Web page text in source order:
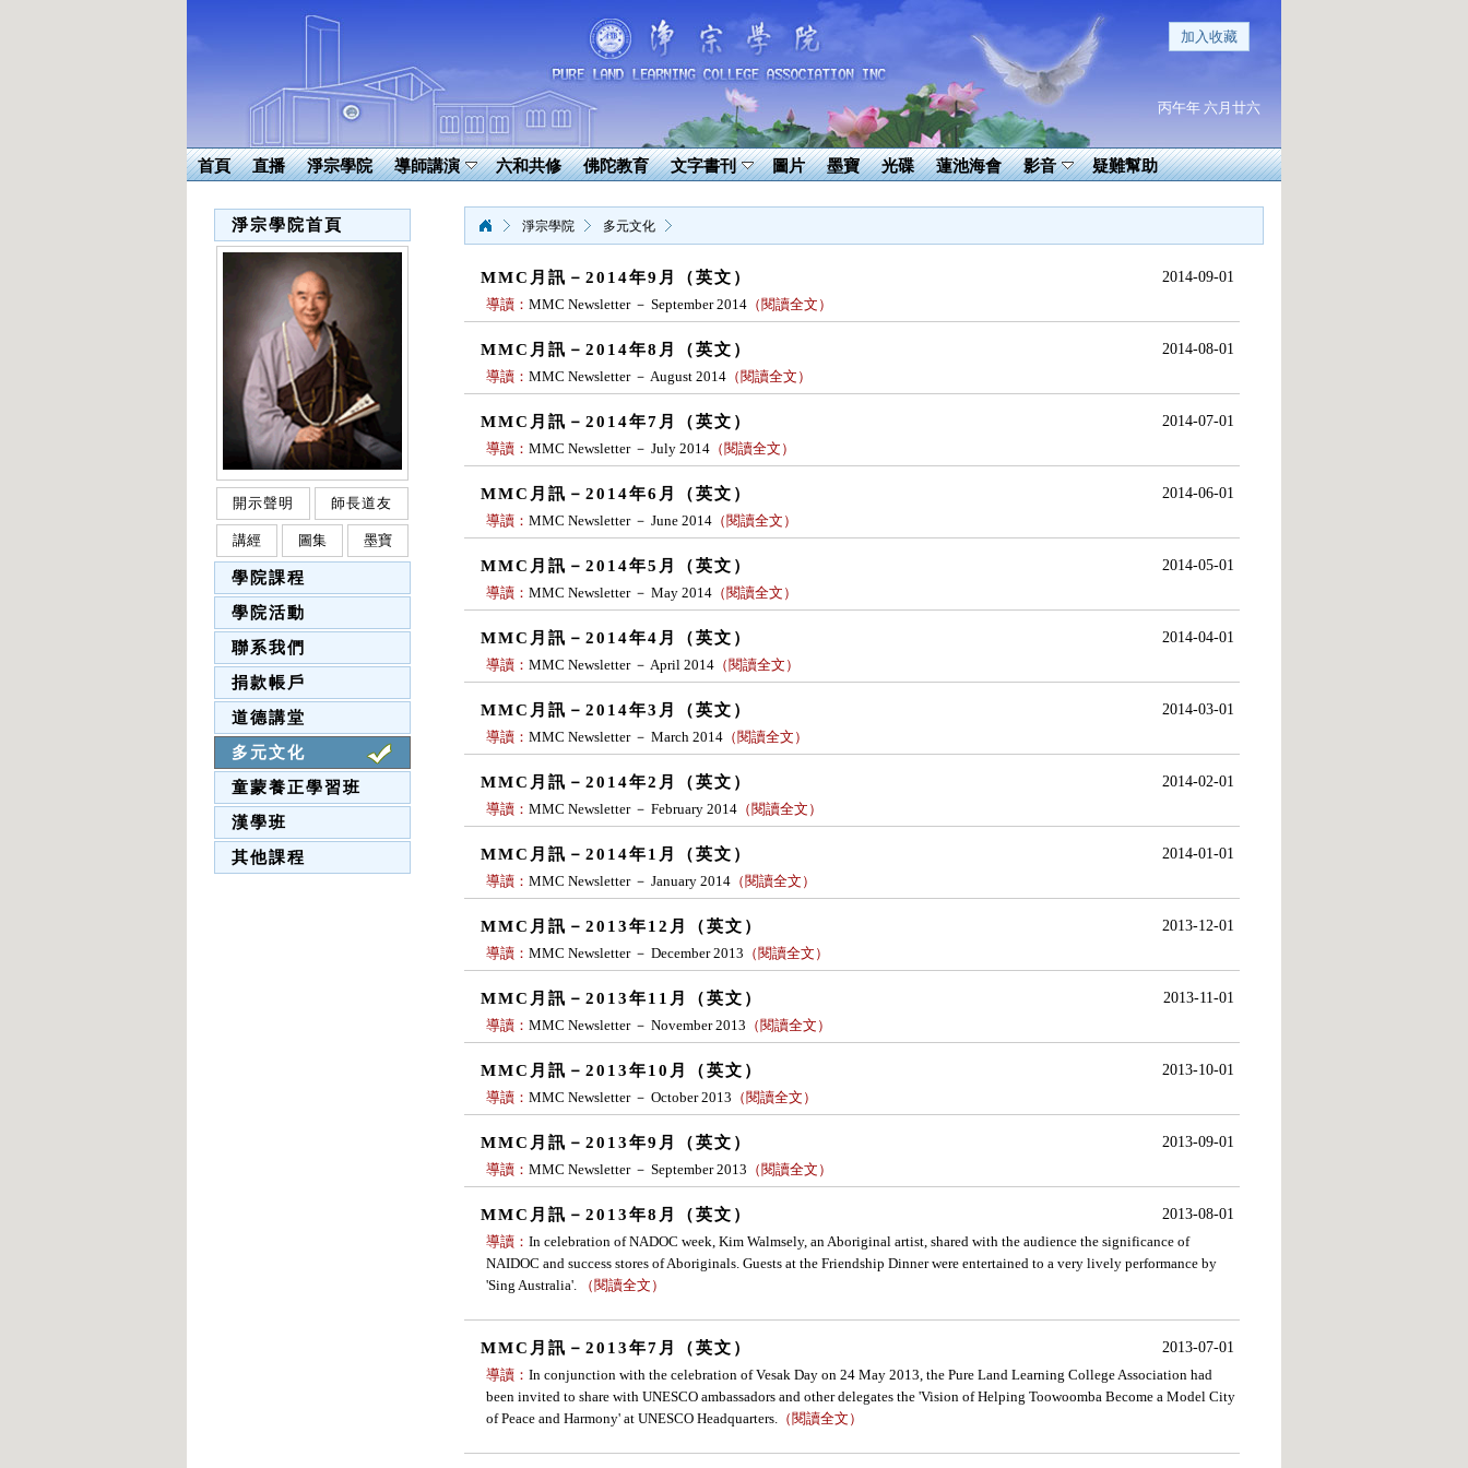
加入收藏
丙午年 六月廿六
首頁 直播 淨宗學院 導師講演 六和共修 佛陀教育 文字書刊 圖片 墨寶 光碟 蓮池海會 影音 疑難幫助
淨宗學院首頁
開示聲明 師長道友
講經 圖集 墨寶
學院課程
學院活動
聯系我們
捐款帳戶
道德講堂
多元文化
童蒙養正學習班
漢學班
其他課程
淨宗學院 多元文化
MMC月訊－2014年9月（英文）
2014-09-01
導讀： MMC Newsletter － September 2014 （ 閱讀全文 ）
MMC月訊－2014年8月（英文）
2014-08-01
導讀： MMC Newsletter － August 2014 （ 閱讀全文 ）
MMC月訊－2014年7月（英文）
2014-07-01
導讀： MMC Newsletter － July 2014 （ 閱讀全文 ）
MMC月訊－2014年6月（英文）
2014-06-01
導讀： MMC Newsletter － June 2014 （ 閱讀全文 ）
MMC月訊－2014年5月（英文）
2014-05-01
導讀： MMC Newsletter － May 2014 （ 閱讀全文 ）
MMC月訊－2014年4月（英文）
2014-04-01
導讀： MMC Newsletter － April 2014 （ 閱讀全文 ）
MMC月訊－2014年3月（英文）
2014-03-01
導讀： MMC Newsletter － March 2014 （ 閱讀全文 ）
MMC月訊－2014年2月（英文）
2014-02-01
導讀： MMC Newsletter － February 2014 （ 閱讀全文 ）
MMC月訊－2014年1月（英文）
2014-01-01
導讀： MMC Newsletter － January 2014 （ 閱讀全文 ）
MMC月訊－2013年12月（英文）
2013-12-01
導讀： MMC Newsletter － December 2013 （ 閱讀全文 ）
MMC月訊－2013年11月（英文）
2013-11-01
導讀： MMC Newsletter － November 2013 （ 閱讀全文 ）
MMC月訊－2013年10月（英文）
2013-10-01
導讀： MMC Newsletter － October 2013 （ 閱讀全文 ）
MMC月訊－2013年9月（英文）
2013-09-01
導讀： MMC Newsletter － September 2013 （ 閱讀全文 ）
MMC月訊－2013年8月（英文）
2013-08-01
導讀： In celebration of NADOC week, Kim Walmsely, an Aboriginal artist, shared with the audience the significance of
NAIDOC and success stores of Aboriginals. Guests at the Friendship Dinner were entertained to a very lively performance by
'Sing Australia'.
（ 閱讀全文 ）
MMC月訊－2013年7月（英文）
2013-07-01
導讀： In conjunction with the celebration of Vesak Day on 24 May 2013, the Pure Land Learning College Association had
been invited to share with UNESCO ambassadors and other delegates the 'Vision of Helping Toowoomba Become a Model City
of Peace and Harmony' at UNESCO Headquarters. （ 閱讀全文 ）